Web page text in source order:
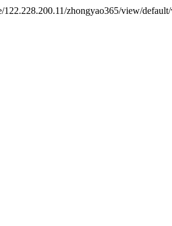
zhongyao365/view/default/